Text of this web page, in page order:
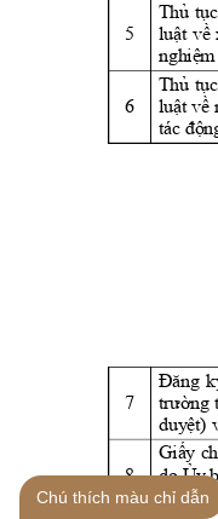
5
Thủ tục
luật về
6
Thủ tục
luật về
tác
7
Đăng
trường
duyệt)
8
Giấy
do Ủy
hành)
Chú thích màu chỉ dẫn